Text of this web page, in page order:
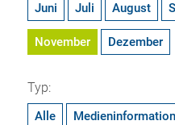
Juni Juli August
November Dezember
Typ:
Alle Medieninformation